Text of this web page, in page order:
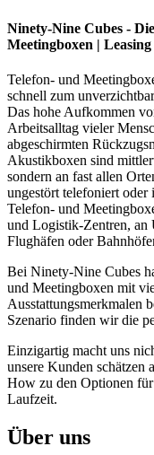
Ninety-Nine Cubes -
Meetingboxen |
Telefon- und
schnell zum
Das hohe Aufkommen
Arbeitsalltag vieler
abgeschirmten
Akustikboxen sind
sondern an fast allen
ungestört telefoniert
Telefon- und
und Logistik-Zentren, an
Flughäfen oder
Bei Ninety-Nine Cubes
und Meetingboxen mit
Ausstattungsmerkmalen
Szenario finden wir die
Einzigartig macht uns
unsere Kunden schätzen
How zu den Optionen
Laufzeit.
Über uns